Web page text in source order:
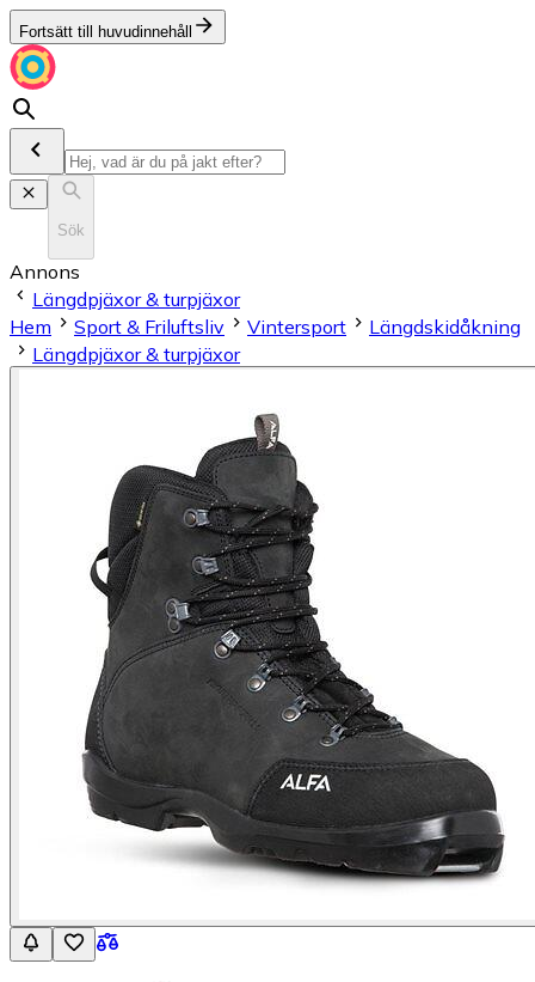
Fortsätt till huvudinnehåll
Sök
Annons
Längdpjäxor & turpjäxor
Hem
Sport & Friluftsliv Vintersport
Längdskidåkning
Längdpjäxor & turpjäxor